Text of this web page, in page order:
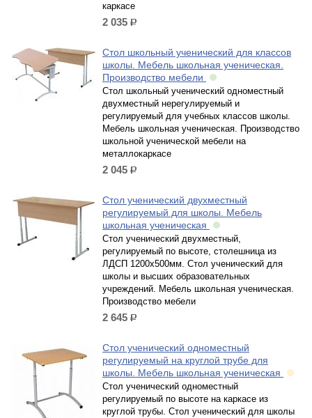
каркасе
2 035 р.
Стол школьный ученический для классов
школы. Мебель школьная ученическая.
Производство мебели
Cтол школьный ученический одноместный
двухместный нерегулируемый и
регулируемый для учебных классов школы.
Мебель школьная ученическая. Производство
школьной ученической мебели на
металлокаркасе
2 045 р.
Стол ученический двухместный
регулируемый для школы. Мебель
школьная ученическая
Стол ученический двухместный,
регулируемый по высоте, столешница из
ЛДСП 1200х500мм. Стол ученический для
школы и высших образовательных
учреждений. Мебель школьная ученическая.
Производство мебели
2 645 р.
Стол ученический одноместный
регулируемый на круглой трубе для
школы. Мебель школьная ученическая
Стол ученический одноместный
регулируемый по высоте на каркасе из
круглой трубы. Стол ученический для школы